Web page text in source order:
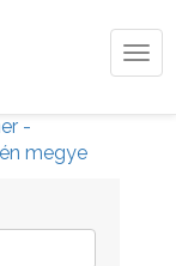
-
megye